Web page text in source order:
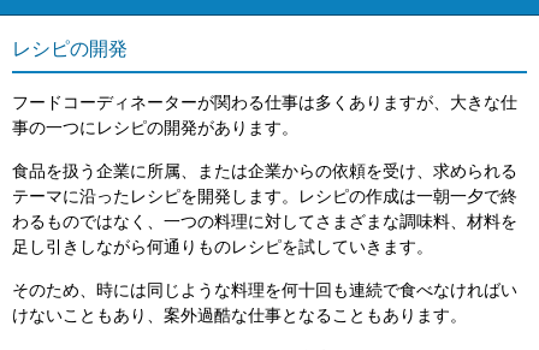
レシピの開発
フードコーディネーターが関わる仕事は多くありますが、大きな仕
事の一つにレシピの開発があります。
食品を扱う企業に所属、または企業からの依頼を受け、求められる
テーマに沿ったレシピを開発します。レシピの作成は一朝一夕で終
わるものではなく、一つの料理に対してさまざまな調味料、材料を
足し引きしながら何通りものレシピを試していきます。
そのため、時には同じような料理を何十回も連続で食べなければい
けないこともあり、案外過酷な仕事となることもあります。